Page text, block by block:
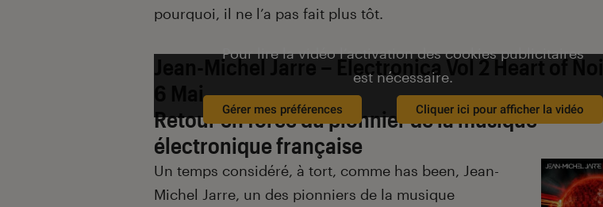
pourquoi, il ne l’a pas fait plus tôt.
Pour lire la vidéo l’activation des cookies publicitaires
est nécessaire.
Gérer mes préférences Cliquer ici pour afficher la vidéo
Jean-Michel Jarre – Electronica Vol 2 Heart of Nois
6 Mai
Retour en force du pionnier de la musique
électronique française
Un temps considéré, à tort, comme has been, Jean-
Michel Jarre, un des pionniers de la musique